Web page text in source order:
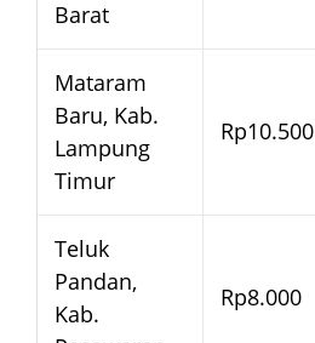
Barat
Mataram
Baru, Kab.
Lampung
Timur
Rp10.500
Teluk
Pandan,
Kab.
Rp8.000